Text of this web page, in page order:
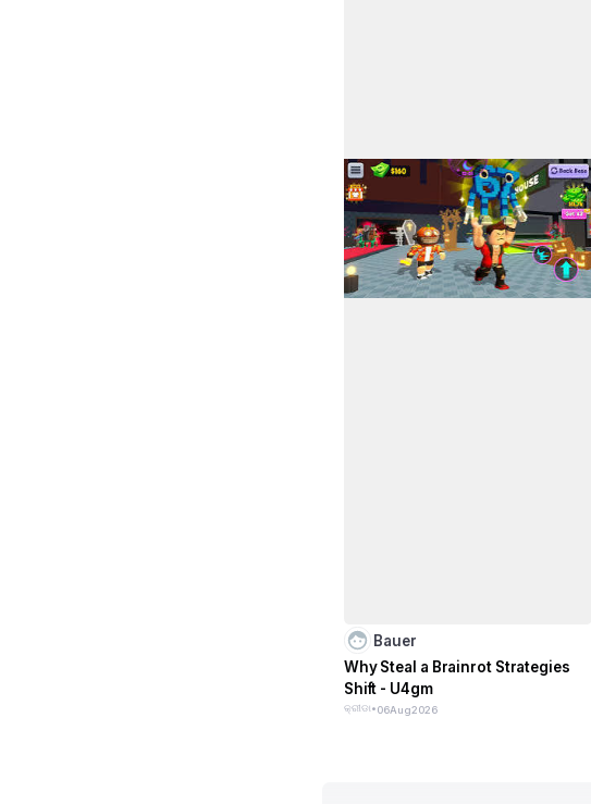
Bauer
Why Steal a Brainrot Strategies
Shift - U4gm
କ୍ରୀଡା•06Aug2026